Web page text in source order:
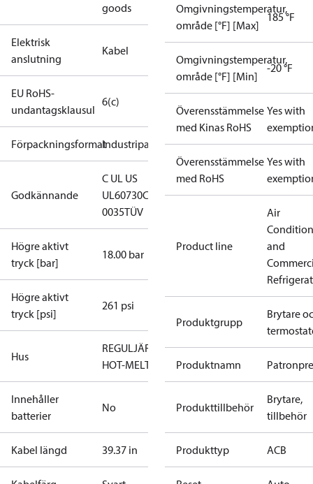
goods
Elektrisk
anslutning
Kabel
EU RoHS-
undantagsklausul
6(c)
FörpackningsformatIndustripack
Godkännande
C UL US
UL60730CE
0035TÜV
Högre aktivt
tryck [bar]
18.00 bar
Högre aktivt
tryck [psi]
261 psi
Hus
REGULJÄR
HOT-MELT
Innehåller
batterier
No
Kabel längd 39.37 in
Omgivningstemperatur,
område [°F] [Max]
185 °F
Omgivningstemperatur,
område [°F] [Min]
-20 °F
Överensstämmelse
med Kinas RoHS
Yes with
Överensstämmelse
med RoHS
Yes with
Product line
Air
and
Produktgrupp
Brytare
Produktnamn
Produkttillbehör
Brytare,
tillbehör
Produkttyp ACB